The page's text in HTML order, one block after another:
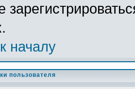
началу
пользователя